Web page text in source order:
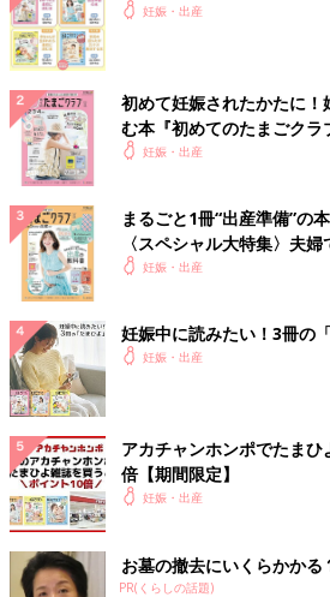
妊娠・出産
初めて妊娠されたかたに
む本『初めてのたまごクラ
妊娠・出産
まるごと1冊“出産準備”の
〈スペシャル大特集〉夫
妊娠・出産
妊娠中に読みたい！3冊の
妊娠・出産
アカチャンホンポでたま
倍【期間限定】
妊娠・出産
お墓の撤去にいくらかかる
PR(くらしの話題)